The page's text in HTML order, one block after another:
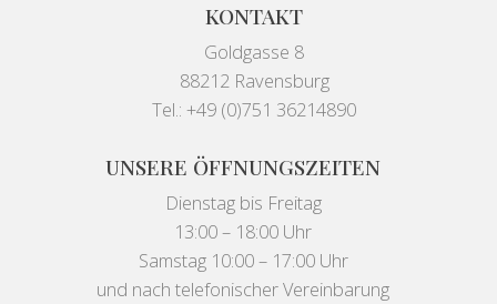
KONTAKT
Goldgasse 8
88212 Ravensburg
Tel.: +49 (0)751 36214890
UNSERE ÖFFNUNGSZEITEN
Dienstag bis Freitag
13:00 – 18:00 Uhr
Samstag 10:00 – 17:00 Uhr
und nach telefonischer Vereinbarung